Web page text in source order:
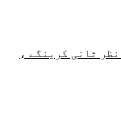
ثانی کرینگے ،